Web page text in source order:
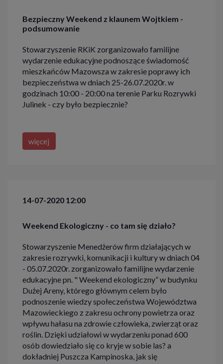
Bezpieczny Weekend z klaunem Wojtkiem -
podsumowanie
Stowarzyszenie RKiK zorganizowało familijne
wydarzenie edukacyjne podnoszące świadomość
mieszkańców Mazowsza w zakresie poprawy ich
bezpieczeństwa w dniach 25-26.07.2020r. w
godzinach 10:00 - 20:00 na terenie Parku Rozrywki
Julinek - czy było bezpiecznie?
więcej
14-07-2020 12:00
Weekend Ekologiczny - co tam się działo?
Stowarzyszenie Menedżerów firm działających w
zakresie rozrywki, komunikacji i kultury w dniach 04
- 05.07.2020r. zorganizowało familijne wydarzenie
edukacyjne pn. " Weekend ekologiczny” w budynku
Dużej Areny, którego głównym celem było
podnoszenie wiedzy społeczeństwa Województwa
Mazowieckiego z zakresu ochrony powietrza oraz
wpływu hałasu na zdrowie człowieka, zwierząt oraz
roślin. Dzięki udziałowi w wydarzeniu ponad 600
osób dowiedziało się co kryje w sobie las? a
dokładniej Puszcza Kampinoska, jak się